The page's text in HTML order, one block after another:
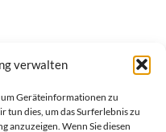
verwalten
Geräteinformationen zu
dies, um das Surferlebnis zu
anzuzeigen. Wenn Sie diesen